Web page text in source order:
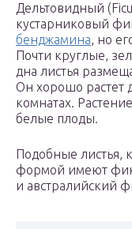
Дельтовидный
кустарниковый
бенджамина, но
Почти круглые,
дна листья
Он хорошо растет
комнатах.
белые плоды.
Подобные листья,
формой имеют
и австралийский